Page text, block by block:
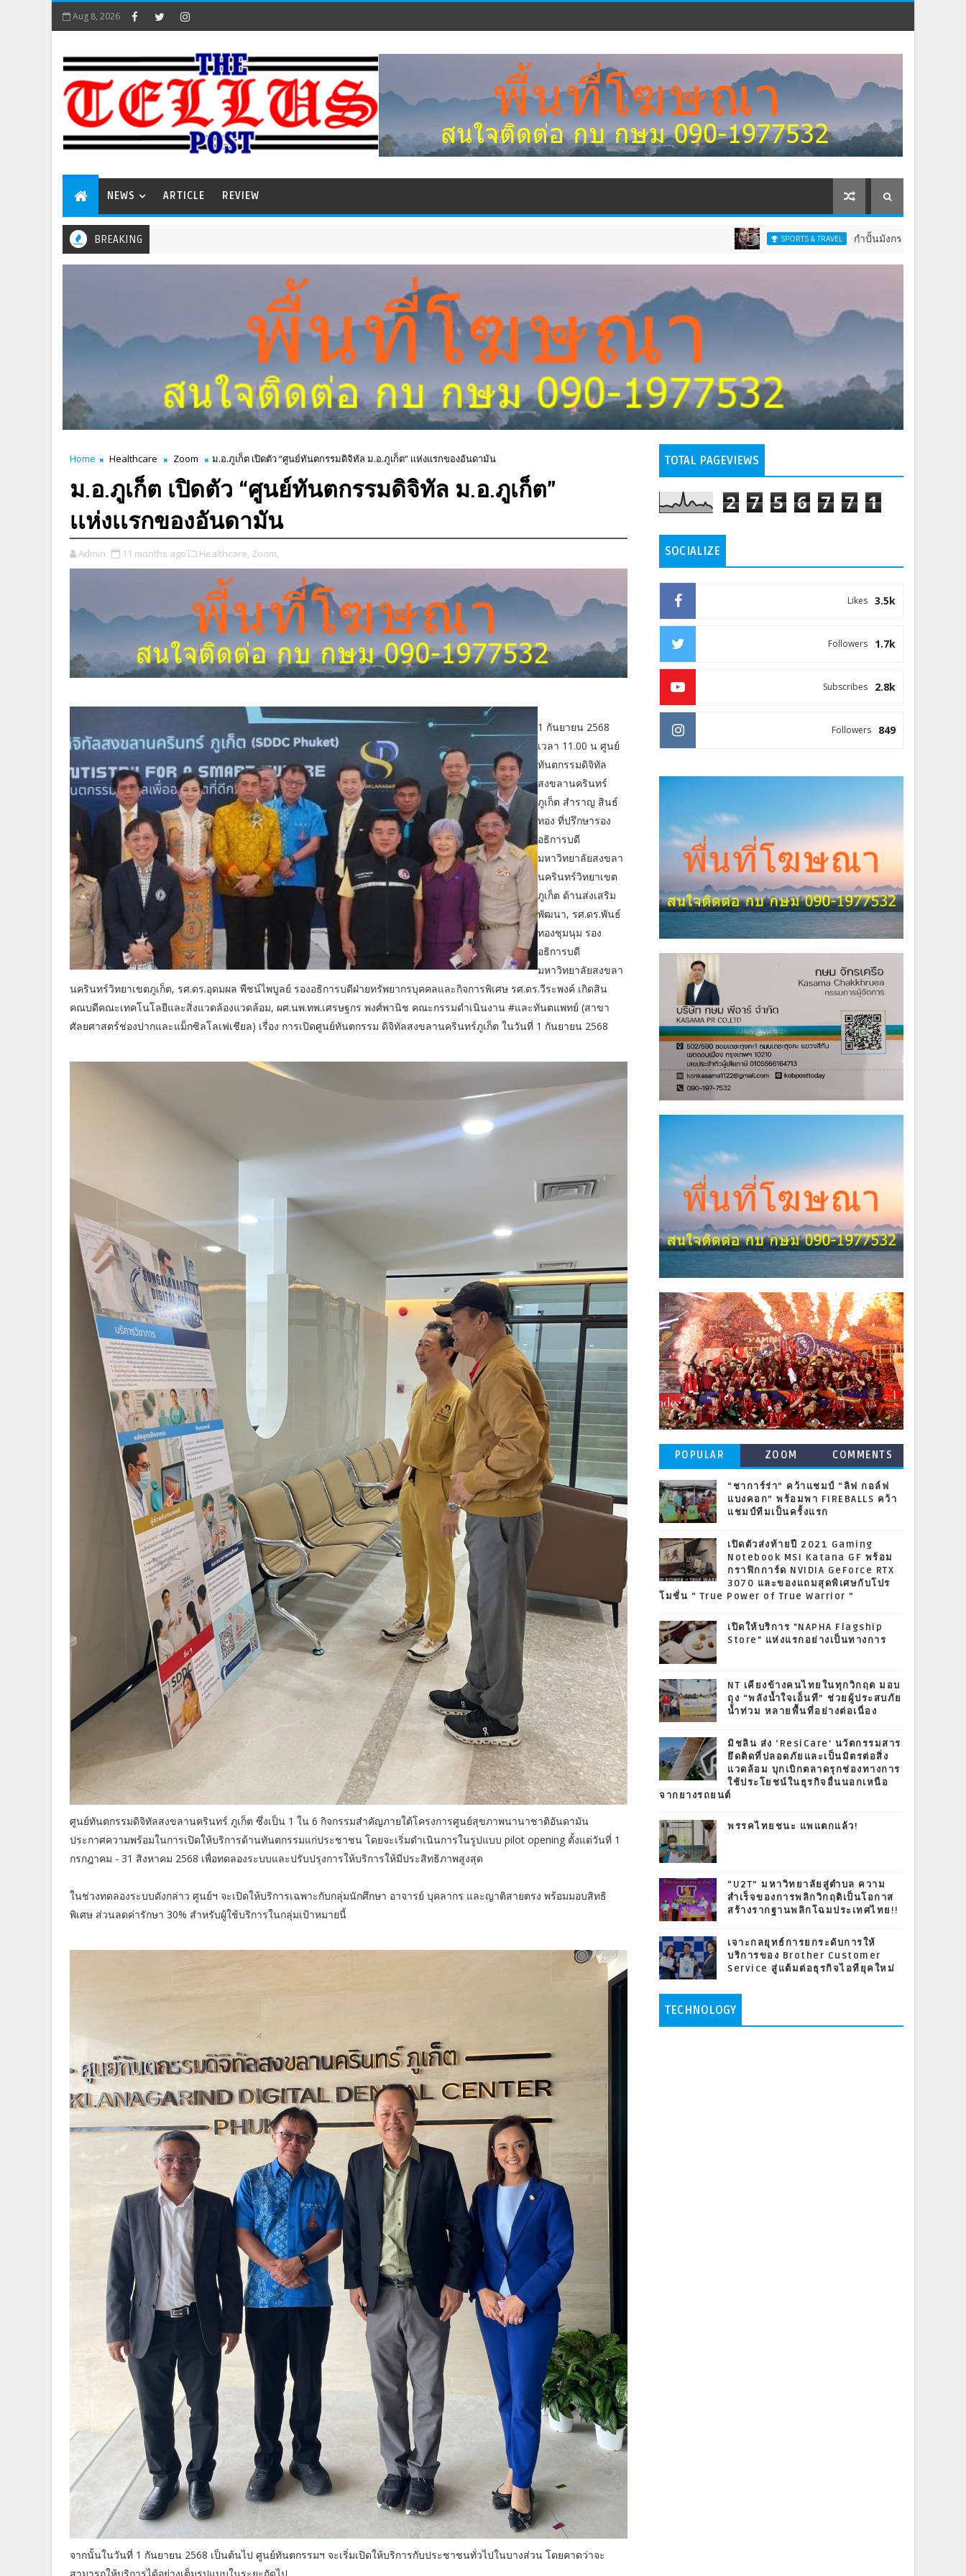
Aug 8, 2026
NEWS ARTICLE REVIEW
BREAKING SPORTS & TRAVEL กำปั้นมังกรจีนสุดแกร่งกวาดเข็มขัดสหพันธ์
Home Healthcare Zoom ม.อ.ภูเก็ต เปิดตัว “ศูนย์ทันตกรรมดิจิทัล ม.อ.ภูเก็ต” เเห่งเเรกของอันดามัน
ม.อ.ภูเก็ต เปิดตัว “ศูนย์ทันตกรรมดิจิทัล ม.อ.ภูเก็ต”
เเห่งเเรกของอันดามัน
Admin 11 months ago Healthcare, Zoom,
1 กันยายน 2568
เวลา 11.00 น ศูนย์
ทันตกรรมดิจิทัล
สงขลานครินทร์
ภูเก็ต สำราญ สินธ์
ทอง ที่ปรึกษารอง
อธิการบดี
มหาวิทยาลัยสงขลา
นครินทร์วิทยาเขต
ภูเก็ต ด้านส่งเสริม
พัฒนา, รศ.ดร.พันธ์
ทองชุมนุม รอง
อธิการบดี
มหาวิทยาลัยสงขลา
นครินทร์วิทยาเขตภูเก็ต, รศ.ดร.อุดมผล พืชน์ไพบูลย์ รองอธิการบดีฝ่ายทรัพยากรบุคคลและกิจการพิเศษ รศ.ดร.วีระพงค์ เกิดสิน
คณบดีคณะเทคโนโลยีและสิ่งแวดล้องแวดล้อม, ผศ.นพ.ทพ.เศรษฐกร พงศ์พานิช คณะกรรมดำเนินงาน #และทันตแพทย์ (สาขา
ศัลยศาสตร์ช่องปากและแม็กซิลโลเฟเชียล) เรื่อง การเปิดศูนย์ทันตกรรม ดิจิทัลสงขลานครินทร์ภูเก็ต ในวันที่ 1 กันยายน 2568
ศูนย์ทันตกรรมดิจิทัลสงขลานครินทร์ ภูเก็ต ซึ่งเป็น 1 ใน 6 กิจกรรมสำคัญภายใต้โครงการศูนย์สุขภาพนานาชาติอันดามัน
ประกาศความพร้อมในการเปิดให้บริการด้านทันตกรรมแก่ประชาชน โดยจะเริ่มดำเนินการในรูปแบบ pilot opening ตั้งแต่วันที่ 1
กรกฎาคม - 31 สิงหาคม 2568 เพื่อทดลองระบบและปรับปรุงการให้บริการให้มีประสิทธิภาพสูงสุด
ในช่วงทดลองระบบดังกล่าว ศูนย์ฯ จะเปิดให้บริการเฉพาะกับกลุ่มนักศึกษา อาจารย์ บุคลากร และญาติสายตรง พร้อมมอบสิทธิ
พิเศษ ส่วนลดค่ารักษา 30% สำหรับผู้ใช้บริการในกลุ่มเป้าหมายนี้
จากนั้นในวันที่ 1 กันยายน 2568 เป็นต้นไป ศูนย์ทันตกรรมฯ จะเริ่มเปิดให้บริการกับประชาชนทั่วไปในบางส่วน โดยคาดว่าจะ
TOTAL PAGEVIEWS
2 7 5 6 7 7 1
SOCIALIZE
3.5k
Likes
1.7k
Followers
2.8k
Subscribes
849
Followers
POPULAR
POSTS
ZOOM COMMENTS
“ชาการ์ร่า” คว้าแชมป์ “ลิฟ กอล์ฟ
แบงคอก” พร้อมพา FIREBALLS คว้า
แชมป์ทีมเป็นครั้งแรก
เปิดตัวส่งท้ายปี 2021 Gaming
Notebook MSI Katana GF พร้อม
กราฟิกการ์ด NVIDIA GeForce RTX
3070 และของแถมสุดพิเศษกับโปร
โมชั่น “ True Power of True Warrior ”
เปิดให้บริการ "NAPHA Flagship
Store" แห่งแรกอย่างเป็นทางการ
NT เคียงข้างคนไทยในทุกวิกฤต มอบ
ถุง “พลังน้ำใจเอ็นที” ช่วยผู้ประสบภัย
น้ำท่วม หลายพื้นที่อย่างต่อเนื่อง
มิชลิน ส่ง ‘ResiCare’ นวัตกรรมสาร
ยึดติดที่ปลอดภัยและเป็นมิตรต่อสิ่ง
แวดล้อม บุกเบิกตลาดรุกช่องทางการ
ใช้ประโยชน์ในธุรกิจอื่นนอกเหนือ
จากยางรถยนต์
พรรคไทยชนะ แพแตกแล้ว!
“U2T” มหาวิทยาลัยสู่ตำบล ความ
สำเร็จของการพลิกวิกฤติเป็นโอกาส
สร้างรากฐานพลิกโฉมประเทศไทย!!
เจาะกลยุทธ์การยกระดับการให้
บริการของ Brother Customer
Service สู่แต้มต่อธุรกิจไอทียุคใหม่
TECHNOLOGY